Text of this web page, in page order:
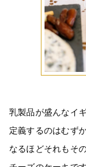
乳製品が盛んなイ
定義するのはむず
なるほどそれもそ